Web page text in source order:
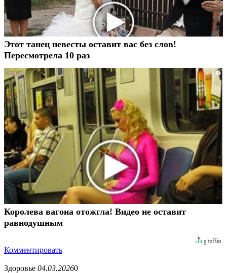
Этот танец невесты оставит вас без слов!
Пересмотрела 10 раз
i
Королева вагона отожгла! Видео не оставит
равнодушным
Комментировать
Здоровье 04.03.20260